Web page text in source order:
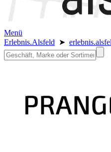
Menü
Erlebnis.Alsfeld ➤